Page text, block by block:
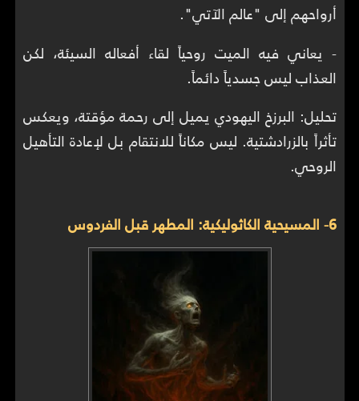
أرواحهم إلى "عالم الآتي".
- يعاني فيه الميت روحياً لقاء أفعاله السيئة، لكن
العذاب ليس جسدياً دائماً.
تحليل: البرزخ اليهودي يميل إلى رحمة مؤقتة، ويعكس
تأثراً بالزرادشتية. ليس مكاناً للانتقام بل لإعادة التأهيل
الروحي.
6- المسيحية الكاثوليكية: المطهر قبل الفردوس